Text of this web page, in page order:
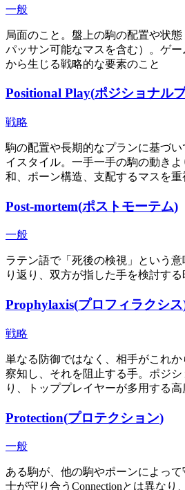
一般
局面のこと。盤上の駒の配置や状
パッサン可能なマスを含む）。ゲ
から生じる戦略的な要素のこと
Positional Play(ポジショナル
戦略
駒の配置や長期的なプランに基づ
イスタイル。一手一手の駒の動き
和、ポーン構造、支配するマスを重
Post-mortem(ポストモーテム)
一般
ラテン語で「死後の検視」という
り返り、双方が指した手を検討す
Prophylaxis(プロフィラクシス
戦略
単なる防御ではなく、相手がこれ
察知し、それを阻止する手。ポジ
り、トッププレイヤーが多用する
Protection(プロテクション)
一般
ある駒が、他の駒やポーンによっ
士が守り合うConnectionとは異なり